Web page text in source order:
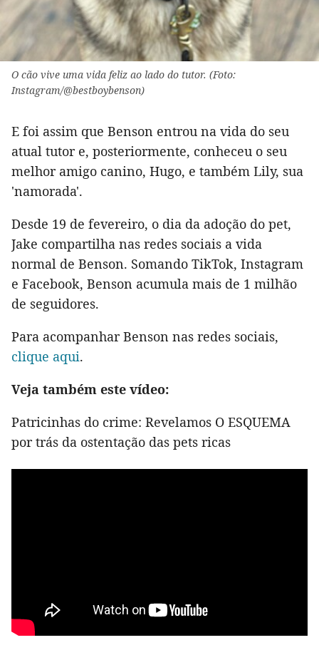
O cão vive uma vida feliz ao lado do tutor. (Foto:
Instagram/@bestboybenson)
E foi assim que Benson entrou na vida do seu
atual tutor e, posteriormente, conheceu o seu
melhor amigo canino, Hugo, e também Lily, sua
'namorada'.
Desde 19 de fevereiro, o dia da adoção do pet,
Jake compartilha nas redes sociais a vida
normal de Benson. Somando TikTok, Instagram
e Facebook, Benson acumula mais de 1 milhão
de seguidores.
Para acompanhar Benson nas redes sociais,
clique aqui.
Veja também este vídeo:
Patricinhas do crime: Revelamos O ESQUEMA
por trás da ostentação das pets ricas